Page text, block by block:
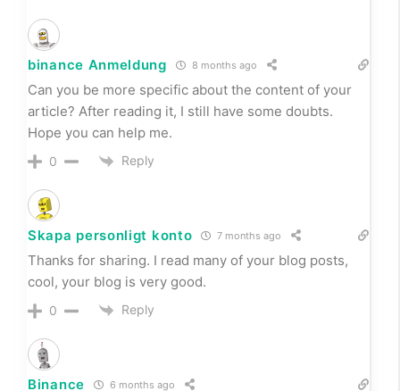
binance Anmeldung 8 months ago
Can you be more specific about the content of your
article? After reading it, I still have some doubts.
Hope you can help me.
0 Reply
Skapa personligt konto 7 months ago
Thanks for sharing. I read many of your blog posts,
cool, your blog is very good.
0 Reply
Binance 6 months ago